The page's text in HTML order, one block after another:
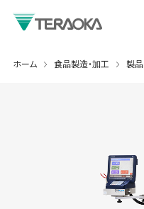
ホーム 食品製造・加工 製品